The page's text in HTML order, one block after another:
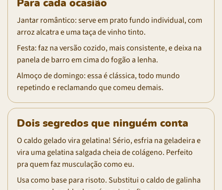
Para cada ocasião
Jantar romântico: serve em prato fundo individual, com
arroz alcatra e uma taça de vinho tinto.
Festa: faz na versão cozido, mais consistente, e deixa na
panela de barro em cima do fogão a lenha.
Almoço de domingo: essa é clássica, todo mundo
repetindo e reclamando que comeu demais.
Dois segredos que ninguém conta
O caldo gelado vira gelatina! Sério, esfria na geladeira e
vira uma gelatina salgada cheia de colágeno. Perfeito
pra quem faz musculação como eu.
Usa como base para risoto. Substitui o caldo de galinha